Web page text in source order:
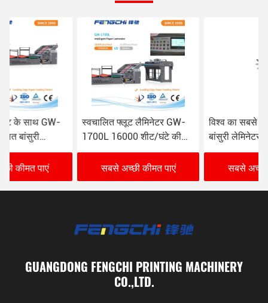
स्वचालित फ्लूट लैमिनेटर GW-
1700L 16000 शीट/घंटे की
गति के साथ
सबसे अच्छी कीमत पाएं
विश्व का सबसे बड़ा स्वचालित
बांसुरी लेमिनेटर GW-2200L
सबसे अच्छी कीमत पाएं
GUANGDONG FENGCHI PRINTING MACHINERY
CO.,LTD.